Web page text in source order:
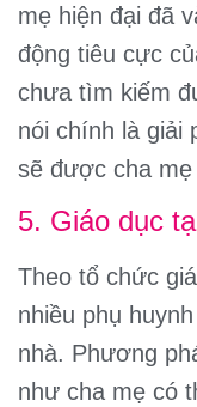
mẹ hiện đại đã
động tiêu cực
chưa tìm kiếm
nói chính là giải
sẽ được cha mẹ
5. Giáo dục
Theo tổ chức
nhiều phụ
nhà. Phương
như cha mẹ có